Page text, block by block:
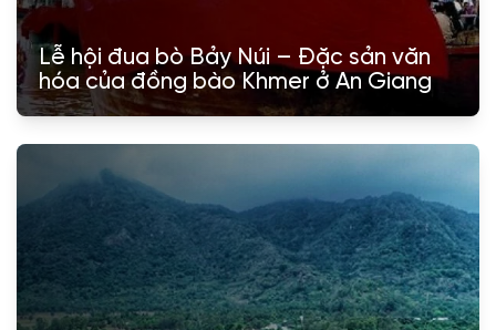
Lễ hội đua bò Bảy Núi – Đặc sản văn
hóa của đồng bào Khmer ở An Giang